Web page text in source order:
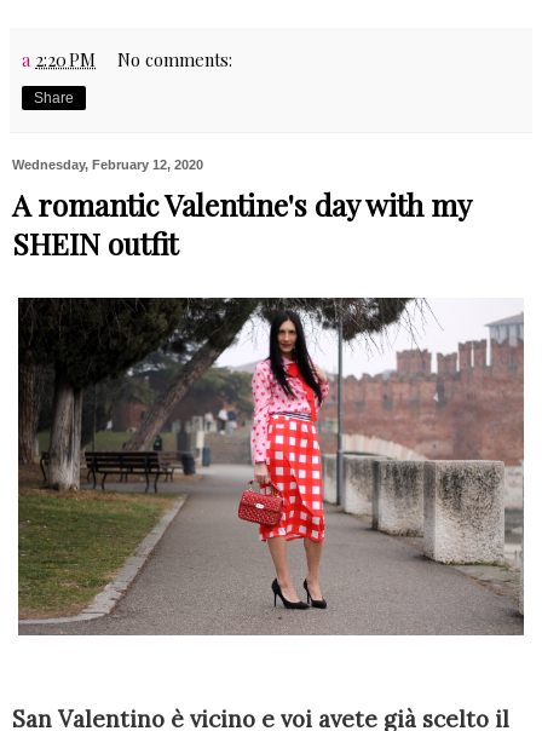
a 2:20 PM No comments:
Share
Wednesday, February 12, 2020
A romantic Valentine's day with my
SHEIN outfit
San Valentino è vicino e voi avete già scelto il